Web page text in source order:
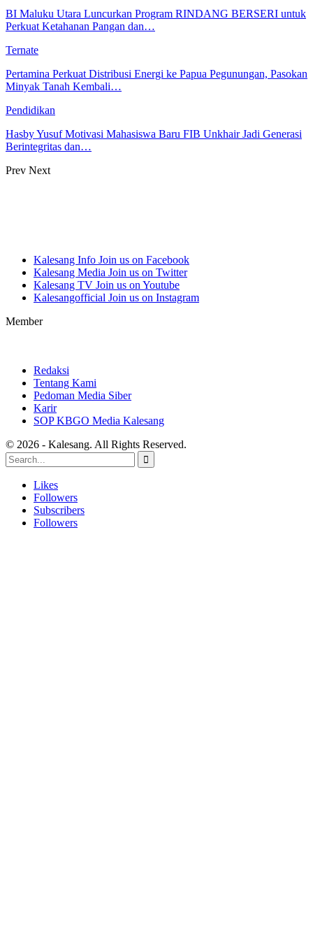
BI Maluku Utara Luncurkan Program RINDANG BERSERI untuk
Perkuat Ketahanan Pangan dan…
Ternate
Pertamina Perkuat Distribusi Energi ke Papua Pegunungan, Pasokan
Minyak Tanah Kembali…
Pendidikan
Hasby Yusuf Motivasi Mahasiswa Baru FIB Unkhair Jadi Generasi
Berintegritas dan…
Prev Next
Kalesang Info Join us on Facebook
Kalesang Media Join us on Twitter
Kalesang TV Join us on Youtube
Kalesangofficial Join us on Instagram
Member
Redaksi
Tentang Kami
Pedoman Media Siber
Karir
SOP KBGO Media Kalesang
© 2026 - Kalesang. All Rights Reserved.
Likes
Followers
Subscribers
Followers